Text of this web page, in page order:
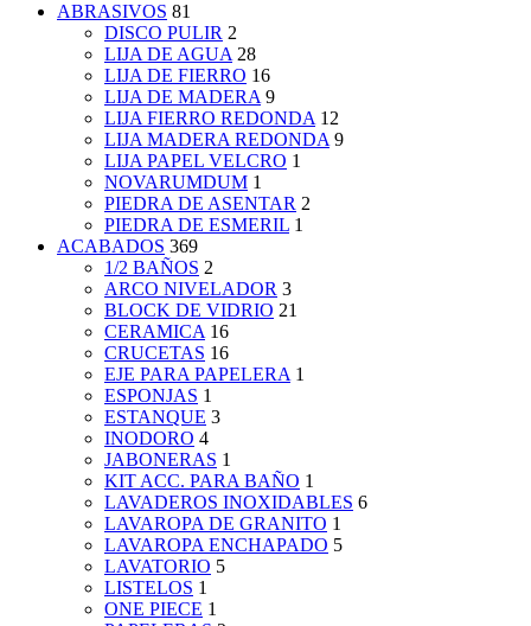
ABRASIVOS 81
DISCO PULIR 2
LIJA DE AGUA 28
LIJA DE FIERRO 16
LIJA DE MADERA 9
LIJA FIERRO REDONDA 12
LIJA MADERA REDONDA 9
LIJA PAPEL VELCRO 1
NOVARUMDUM 1
PIEDRA DE ASENTAR 2
PIEDRA DE ESMERIL 1
ACABADOS 369
1/2 BAÑOS 2
ARCO NIVELADOR 3
BLOCK DE VIDRIO 21
CERAMICA 16
CRUCETAS 16
EJE PARA PAPELERA 1
ESPONJAS 1
ESTANQUE 3
INODORO 4
JABONERAS 1
KIT ACC. PARA BAÑO 1
LAVADEROS INOXIDABLES 6
LAVAROPA DE GRANITO 1
LAVAROPA ENCHAPADO 5
LAVATORIO 5
LISTELOS 1
ONE PIECE 1